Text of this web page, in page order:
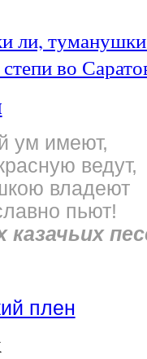
ли,
во
ум имеют,
ведут,
владеют
пьют!
плен